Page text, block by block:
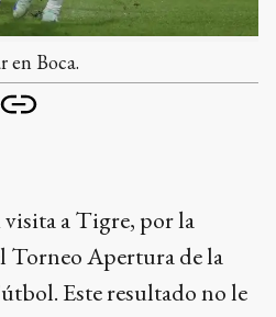
en Boca.
visita a Tigre, por la
Torneo Apertura de la
Este resultado no le